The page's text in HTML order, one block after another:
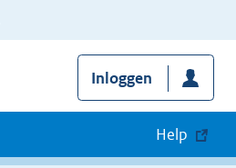
Inloggen
Help